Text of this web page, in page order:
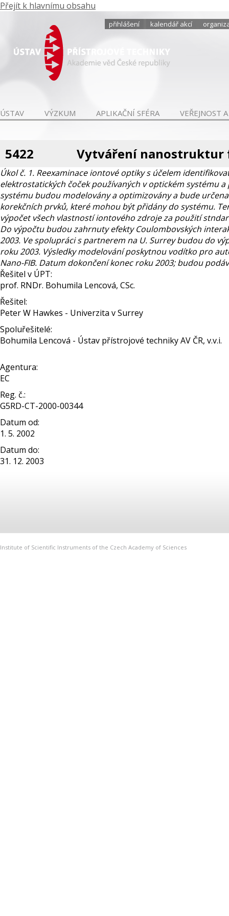
Přejít k hlavnímu obsahu
přihlášení kalendář akcí
ÚSTAV VÝZKUM APLIKAČNÍ SFÉRA VEŘEJNOST
5422 Vytváření nanostruktur
Úkol č. 1. Reexaminace iontové optiky s účelem
elektrostatických čoček používaných v optickém systému
systému budou modelovány a optimizovány a bude
korekčních prvků, které mohou být přidány do systému.
výpočet všech vlastností iontového zdroje za použití
Do výpočtu budou zahrnuty efekty Coulombovských
2003. Ve spolupráci s partnerem na U. Surrey budou do
roku 2003. Výsledky modelování poskytnou vodítko pro
Nano-FIB. Datum dokončení konec roku 2003; budou
Řešitel v ÚPT:
prof. RNDr. Bohumila Lencová, CSc.
Řešitel:
Peter W Hawkes - Univerzita v Surrey
Spoluřešitelé:
Bohumila Lencová - Ústav přístrojové techniky AV ČR, v.v.i.
Agentura:
EC
Reg. č.:
G5RD-CT-2000-00344
Datum od:
1. 5. 2002
Datum do:
31. 12. 2003
Institute of Scientific Instruments of the Czech Academy of Sciences